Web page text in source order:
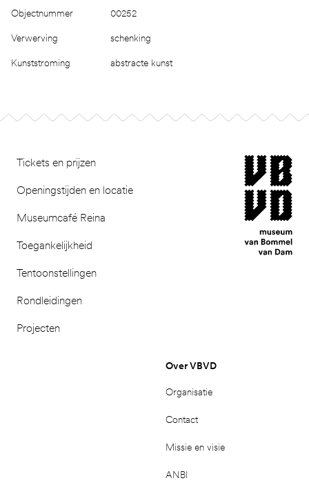
Objectnummer 00252
Verwerving schenking
Kunststroming abstracte kunst
Tickets en prijzen
Openingstijden en locatie
Museumcafé Reina
Toegankelijkheid
Tentoonstellingen
Rondleidingen
Projecten
museum van
Over VBVD
Organisatie
Contact
Missie en visie
ANBI